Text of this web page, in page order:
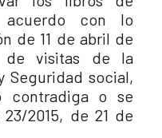
acuerdo con lo
de 11 de abril de
de visitas de la
Seguridad social,
o se
2015, de 21 de